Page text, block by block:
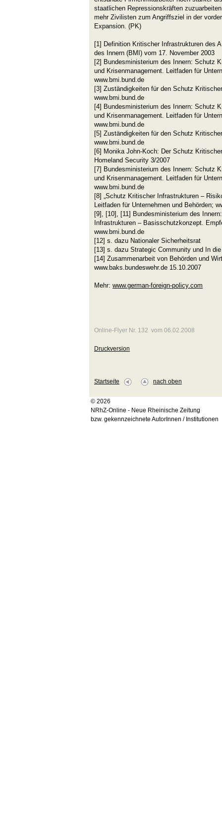
staatlichen Repressionskräften
mehr Zivilisten zum Angriffsziel in der
Expansion. (PK)
[1] Definition Kritischer Infrastrukturen des
des Innern (BMI) vom 17. November 2003
[2] Bundesministerium des Innern: Schutz
und Krisenmanagement. Leitfaden für
www.bmi.bund.de
[3] Zuständigkeiten für den Schutz
www.bmi.bund.de
[4] Bundesministerium des Innern: Schutz
und Krisenmanagement. Leitfaden für
www.bmi.bund.de
[5] Zuständigkeiten für den Schutz
www.bmi.bund.de
[6] Monika John-Koch: Der Schutz
Homeland Security 3/2007
[7] Bundesministerium des Innern: Schutz
und Krisenmanagement. Leitfaden für
www.bmi.bund.de
[8] „Schutz Kritischer Infrastrukturen –
Leitfaden für Unternehmen und Behörden;
[9], [10], [11] Bundesministerium des
Infrastrukturen – Basisschutzkonzept.
www.bmi.bund.de
[12] s. dazu Nationaler Sicherheitsrat
[13] s. dazu Strategic Community und In
[14] Zusammenarbeit von Behörden und
www.baks.bundeswehr.de 15.10.2007
Mehr: www.german-foreign-policy.com
Online-Flyer Nr. 132 vom 06.02.2008
Druckversion
Startseite nach oben
© 2026
NRhZ-Online - Neue Rheinische Zeitung
bzw. gekennzeichnete AutorInnen / Institutionen